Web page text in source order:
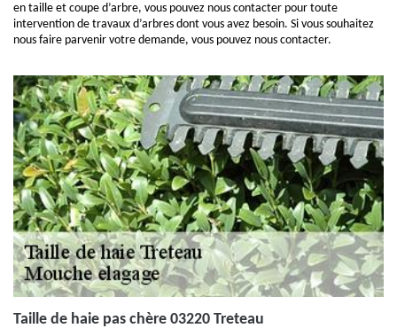
en taille et coupe d’arbre, vous pouvez nous contacter pour toute
intervention de travaux d’arbres dont vous avez besoin. Si vous souhaitez
nous faire parvenir votre demande, vous pouvez nous contacter.
Taille de haie pas chère 03220 Treteau